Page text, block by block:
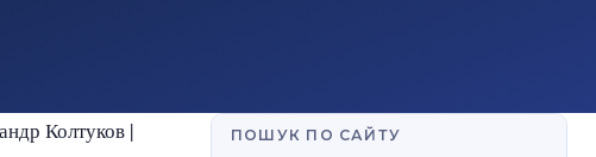
Колтуков |
ПОШУК ПО САЙТУ